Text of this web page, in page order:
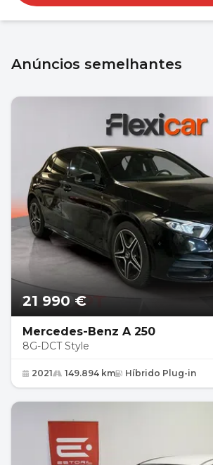
Anúncios semelhantes
21 990 €
Mercedes-Benz A 250
8G-DCT Style
2021 149.894 km Híbrido Plug-in